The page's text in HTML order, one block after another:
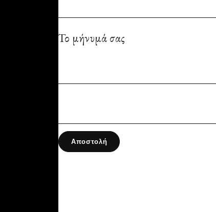
Το μήνυμά σας
Αποστολή